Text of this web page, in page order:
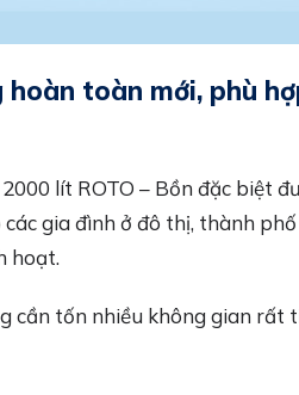
hoàn toàn mới, phù
lít ROTO – Bồn đặc biệt
các gia đình ở đô thị, thành
hoạt.
cần tốn nhiều không gian rất